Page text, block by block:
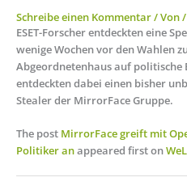
Schreibe einen Kommentar/ Von/
ESET-Forscher entdeckten eine
wenige Wochen vor den Wahlen
Abgeordnetenhaus auf politische
entdeckten dabei einen bisher
Stealer der MirrorFace Gruppe.
The post MirrorFace greift mit
Politiker anappeared first on